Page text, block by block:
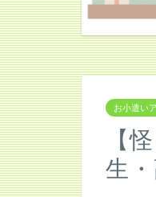
お小遣い
【
生